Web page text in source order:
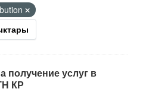
услуг в
КР